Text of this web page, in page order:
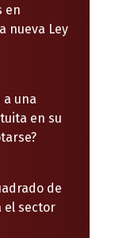
en
nueva Ley
una
en su
de
el sector